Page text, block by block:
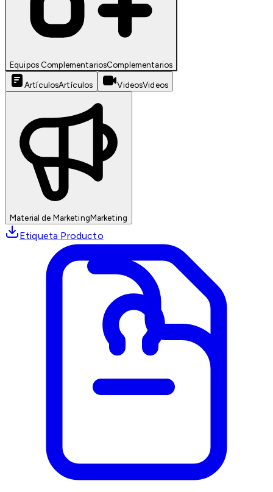
Equipos ComplementariosComplementarios
ArtículosArtículos VideosVideos
Material de MarketingMarketing
Etiqueta Producto